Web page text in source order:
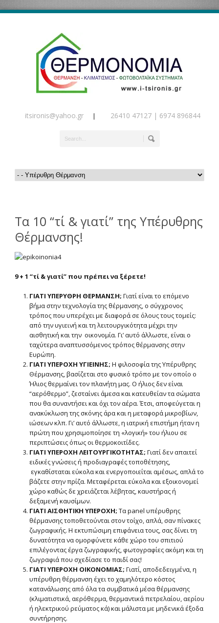
itsironis@yahoo.gr | 26410 47127 | 6974 896844
Τα 10 “τί & γιατί” της Υπέρυθρης
Θέρμανσης!
9 + 1 “τί & γιατί” που πρέπει να ξέρετε!
ΓΙΑΤΙ ΥΠΕΡΥΘΡΗ ΘΕΡΜΑΝΣΗ; Γιατί είναι το επόμενο
βήμα στην τεχνολογία της θέρμανσης, ο σύγχρονος
τρόπος που υπερέχει με διαφορά σε όλους τους τομείς:
από την υγιεινή και τη λειτουργικότητα μέχρι την
αισθητική και την οικονομία. Γι’ αυτό άλλωστε, είναι ο
ταχύτερα αναπτυσσόμενος τρόπος θέρμανσης στην
Ευρώπη.
ΓΙΑΤΙ ΥΠΕΡΟΧΗ ΥΓΙΕΙΝΗΣ; Η φιλοσοφία της Υπέρυθρης
Θέρμανσης, βασίζεται στο φυσικό τρόπο με τον οποίο ο
Ήλιος θερμαίνει τον πλανήτη μας. Ο ήλιος δεν είναι
“αερόθερμο”, ζεσταίνει άμεσα και κατευθείαν τα σώματα
που θα συναντήσει και όχι τον αέρα. Έτσι, αποφεύγεται η
ανακύκλωση της σκόνης άρα και η μεταφορά μικροβίων,
ιώσεων κλπ. Γι’ αυτό άλλωστε, η ιατρική επιστήμη ήταν η
πρώτη που χρησιμοποίησε τη «λογική» του ήλιου σε
περιπτώσεις όπως οι θερμοκοιτίδες.
ΓΙΑΤΙ ΥΠΕΡΟΧΗ ΛΕΙΤΟΥΡΓΙΚΟΤΗΤΑΣ; Γιατί δεν απαιτεί
ειδικές γνώσεις ή προδιαγραφές τοποθέτησης,
εγκαθίσταται εύκολα και ενεργοποιείται αμέσως, απλά το
βάζετε στην πρίζα. Μεταφέρεται εύκολα και εξοικονομεί
χώρο καθώς δε χρειάζεται λέβητας, καυστήρας ή
δεξαμενή καυσίμων.
ΓΙΑΤΙ ΑΙΣΘΗΤΙΚΗ ΥΠΕΡΟΧΗ; Τα panel υπέρυθρης
θέρμανσης τοποθετούνται στον τοίχο, απλά, σαν πίνακες
ζωγραφικής. Η εκτυπώσιμη επιφάνεια τους, σας δίνει τη
δυνατότητα να ομορφύνετε κάθε χώρο του σπιτιού
επιλέγοντας έργα ζωγραφικής, φωτογραφίες ακόμη και τη
ζωγραφιά που σχεδίασε το παιδί σας!
ΓΙΑΤΙ ΥΠΕΡΟΧΗ ΟΙΚΟΝΟΜΙΑΣ; Γιατί, αποδεδειγμένα, η
υπέρυθρη θέρμανση έχει το χαμηλότερο κόστος
κατανάλωσης από όλα τα συμβατικά μέσα θέρμανσης
(κλιματιστικά, αερόθερμα, θερμαντικά πετρελαίου, αερίου
ή ηλεκτρικού ρεύματος κά) και μάλιστα με μηδενικά έξοδα
συντήρησης.